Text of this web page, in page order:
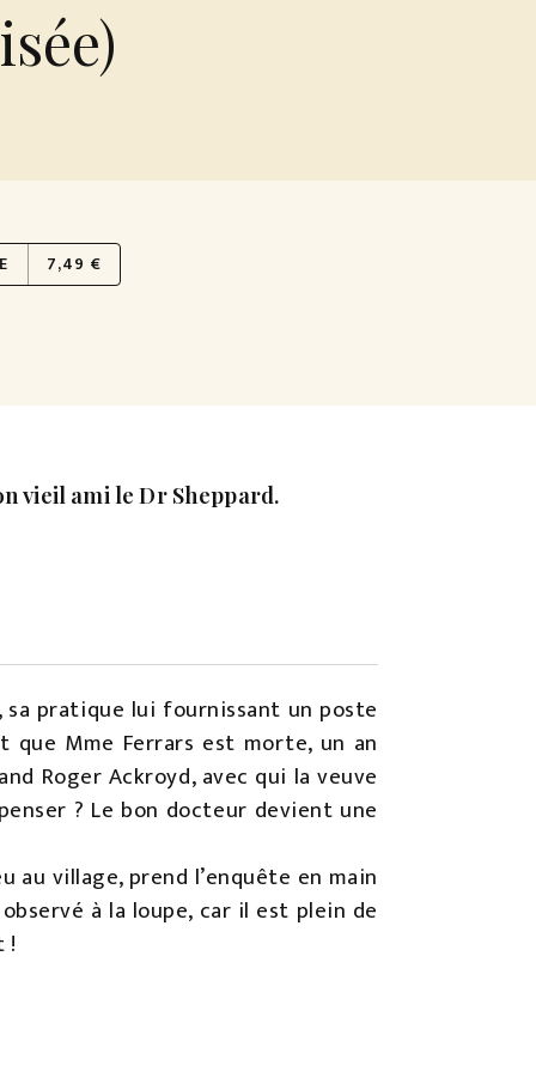
7,49 €
vieil ami le Dr Sheppard.
sa pratique lui fournissant un poste
que Mme Ferrars est morte, un an
Roger Ackroyd, avec qui la veuve
? Le bon docteur devient une
village, prend l’enquête en main
à la loupe, car il est plein de
!